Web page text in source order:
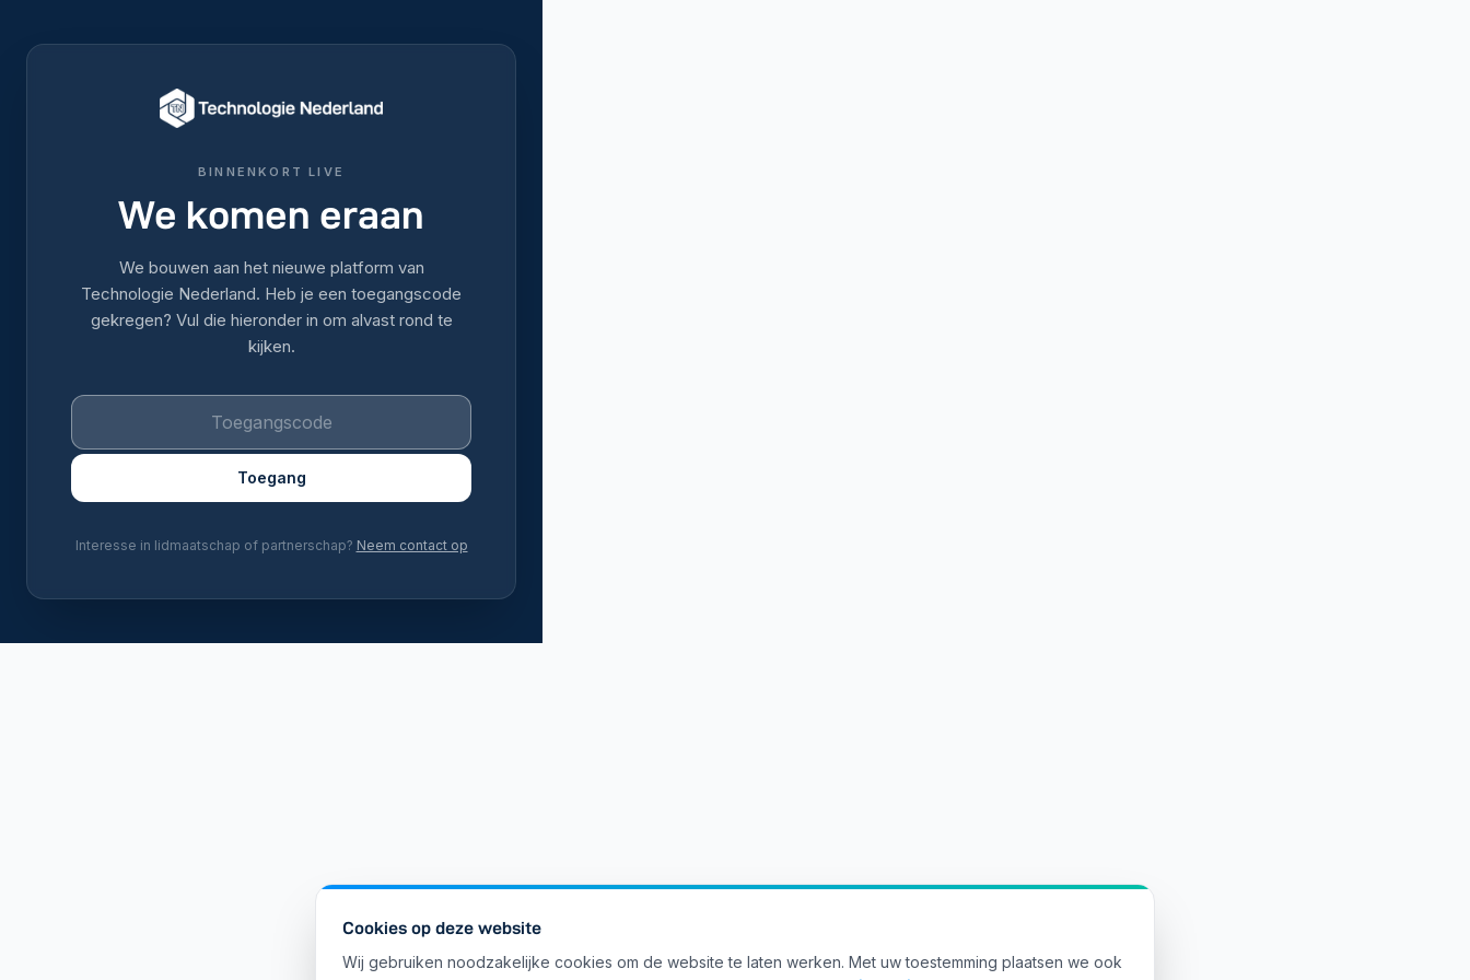
BINNENKORT LIVE
We komen eraan
We bouwen aan het nieuwe platform van
Technologie Nederland. Heb je een toegangscode
gekregen? Vul die hieronder in om alvast rond te
kijken.
Toegang
Interesse in lidmaatschap of partnerschap? Neem contact op
Cookies op deze website
Wij gebruiken noodzakelijke cookies om de website te laten werken. Met uw toestemming plaatsen we ook